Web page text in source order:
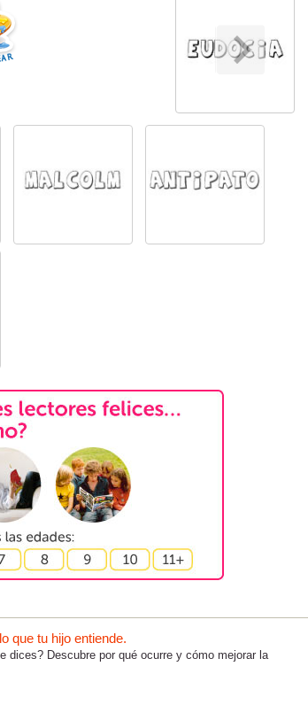
que tu hijo entiende.
dices? Descubre por qué ocurre y cómo mejorar la